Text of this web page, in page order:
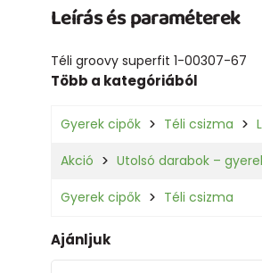
Leírás és paraméterek
Téli groovy superfit 1-00307-67
Több a kategóriából
Gyerek cipők Téli csizma
Akció Utolsó darabok –
Gyerek cipők Téli csizma
Ajánljuk